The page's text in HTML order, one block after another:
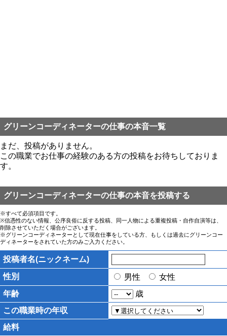
グリーンコーディネーターの仕事の本音一覧
まだ、投稿がありません。
この職業でお仕事の経験のある方の投稿をお待ちしておりま
す。
グリーンコーディネーターの仕事の本音を投稿する
※すべて必須項目です。
※信憑性のない情報、公序良俗に反する投稿、同一人物による重複投稿・自作自演等は、
削除させていただく場合がございます。
※グリーンコーディネーターとして現在仕事をしている方、もしくは過去にグリーンコー
ディネーターをされていた方のみご入力ください。
投稿者名(ニックネーム)
性別
男性
女性
年齢
歳
この職業時の年収
給料